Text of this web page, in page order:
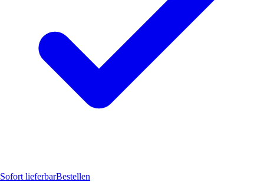
Sofort lieferbarBestellen